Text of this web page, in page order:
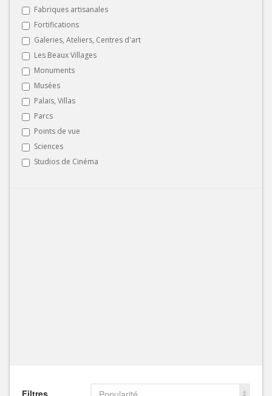
Fabriques artisanales
Fortifications
Galeries, Ateliers, Centres d'art
Les Beaux Villages
Monuments
Musées
Palais, Villas
Parcs
Points de vue
Sciences
Studios de Cinéma